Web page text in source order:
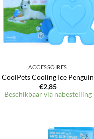
ACCESSOIRES
CoolPets Cooling Ice Penguin
€2,85
Beschikbaar via nabestelling